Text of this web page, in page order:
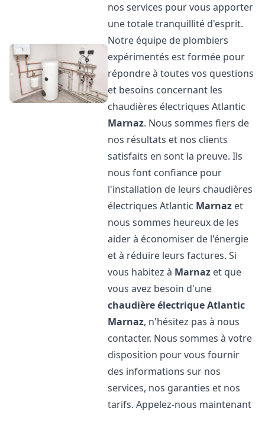
nos services pour vous apporter
une totale tranquillité d'esprit.
Notre équipe de plombiers
expérimentés est formée pour
répondre à toutes vos questions
et besoins concernant les
chaudières électriques Atlantic
Marnaz. Nous sommes fiers de
nos résultats et nos clients
satisfaits en sont la preuve. Ils
nous font confiance pour
l'installation de leurs chaudières
électriques Atlantic Marnaz et
nous sommes heureux de les
aider à économiser de l'énergie
et à réduire leurs factures. Si
vous habitez à Marnaz et que
vous avez besoin d'une
chaudière électrique Atlantic
Marnaz, n'hésitez pas à nous
contacter. Nous sommes à votre
disposition pour vous fournir
des informations sur nos
services, nos garanties et nos
tarifs. Appelez-nous maintenant